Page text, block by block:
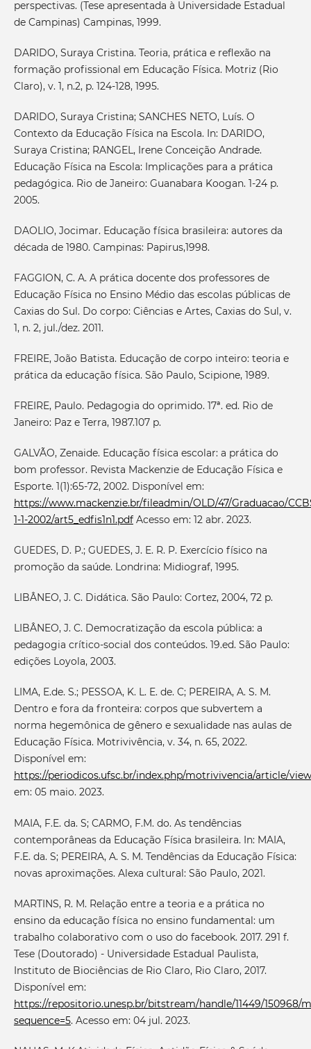
perspectivas. (Tese apresentada à Universidade Estadual
de Campinas) Campinas, 1999.
DARIDO, Suraya Cristina. Teoria, prática e reflexão na
formação profissional em Educação Física. Motriz (Rio
Claro), v. 1, n.2, p. 124-128, 1995.
DARIDO, Suraya Cristina; SANCHES NETO, Luís. O
Contexto da Educação Física na Escola. In: DARIDO,
Suraya Cristina; RANGEL, Irene Conceição Andrade.
Educação Física na Escola: Implicações para a prática
pedagógica. Rio de Janeiro: Guanabara Koogan. 1-24 p.
2005.
DAOLIO, Jocimar. Educação física brasileira: autores da
década de 1980. Campinas: Papirus,1998.
FAGGION, C. A. A prática docente dos professores de
Educação Física no Ensino Médio das escolas públicas de
Caxias do Sul. Do corpo: Ciências e Artes, Caxias do Sul, v.
1, n. 2, jul./dez. 2011.
FREIRE, João Batista. Educação de corpo inteiro: teoria e
prática da educação física. São Paulo, Scipione, 1989.
FREIRE, Paulo. Pedagogia do oprimido. 17ª. ed. Rio de
Janeiro: Paz e Terra, 1987.107 p.
GALVÃO, Zenaide. Educação física escolar: a prática do
bom professor. Revista Mackenzie de Educação Física e
Esporte. 1(1):65-72, 2002. Disponível em:
https://www.mackenzie.br/fileadmin/OLD/47/Graduacao/
1-1-2002/art5_edfis1n1.pdfAcesso em: 12 abr. 2023.
GUEDES, D. P.; GUEDES, J. E. R. P. Exercício físico na
promoção da saúde. Londrina: Midiograf, 1995.
LIBÂNEO, J. C. Didática. São Paulo: Cortez, 2004, 72 p.
LIBÂNEO, J. C. Democratização da escola pública: a
pedagogia crítico-social dos conteúdos. 19.ed. São Paulo:
edições Loyola, 2003.
LIMA, E.de. S.; PESSOA, K. L. E. de. C; PEREIRA, A. S. M.
Dentro e fora da fronteira: corpos que subvertem a
norma hegemônica de gênero e sexualidade nas aulas de
Educação Física. Motrivivência, v. 34, n. 65, 2022.
Disponível em:
https://periodicos.ufsc.br/index.php/motrivivencia/article/
em: 05 maio. 2023.
MAIA, F.E. da. S; CARMO, F.M. do. As tendências
contemporâneas da Educação Física brasileira. In: MAIA,
F.E. da. S; PEREIRA, A. S. M. Tendências da Educação Física:
novas aproximações. Alexa cultural: São Paulo, 2021.
MARTINS, R. M. Relação entre a teoria e a prática no
ensino da educação física no ensino fundamental: um
trabalho colaborativo com o uso do facebook. 2017. 291 f.
Tese (Doutorado) - Universidade Estadual Paulista,
Instituto de Biociências de Rio Claro, Rio Claro, 2017.
Disponível em:
https://repositorio.unesp.br/bitstream/handle/11449/150968/
sequence=5. Acesso em: 04 jul. 2023.